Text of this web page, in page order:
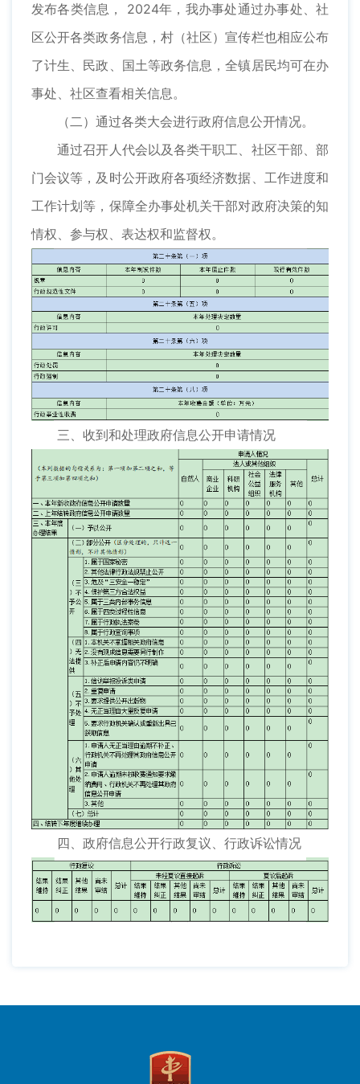
发布各类信息， 2024年，我办事处通过办事处、社
区公开各类政务信息，村（社区）宣传栏也相应公布
了计生、民政、国土等政务信息，全镇居民均可在办
事处、社区查看相关信息。
（二）通过各类大会进行政府信息公开情况。
通过召开人代会以及各类干职工、社区干部、部
门会议等，及时公开政府各项经济数据、工作进度和
工作计划等，保障全办事处机关干部对政府决策的知
情权、参与权、表达权和监督权。
三、收到和处理政府信息公开申请情况
四、政府信息公开行政复议、行政诉讼情况